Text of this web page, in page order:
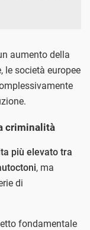
aumento della
le società europee
criminalità
più elevato tra
, ma
di
fondamentale